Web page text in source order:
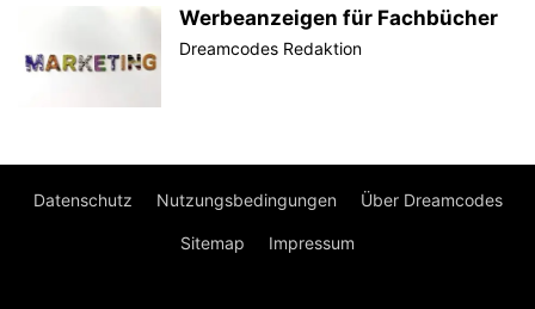
Werbeanzeigen für Fachbücher
Dreamcodes Redaktion
Datenschutz Nutzungsbedingungen Über Dreamcodes
Sitemap Impressum